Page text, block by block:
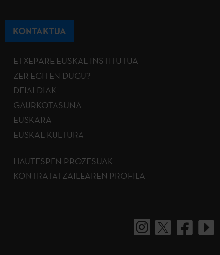
KONTAKTUA
ETXEPARE EUSKAL INSTITUTUA
ZER EGITEN DUGU?
DEIALDIAK
GAURKOTASUNA
EUSKARA
EUSKAL KULTURA
HAUTESPEN PROZESUAK
KONTRATATZAILEAREN PROFILA